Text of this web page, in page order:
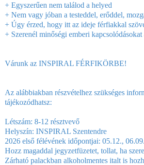
+ Egyszerűen nem találod a helyed
+ Nem vagy jóban a testeddel, erőddel,
+ Úgy érzed, hogy itt az ideje férfiakkal
+ Szerenél minőségi emberi kapcsolódásokat
Várunk az INSPIRAL FÉRFIKÖRBE!
Az alábbiakban részvételhez szükséges
tájékozódhatsz:
Létszám: 8-12 résztvevő
Helyszín: INSPIRAL Szentendre
2026 első félévének időpontjai: 05.12.,
Hozz magaddal jegyzetfüzetet, tollat, ha
Zárható palackban alkoholmentes italt is